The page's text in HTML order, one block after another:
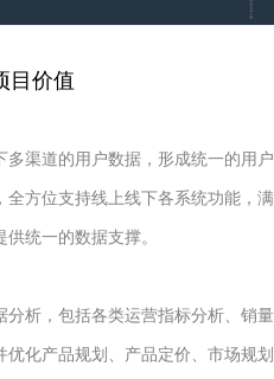
目价值
渠道的用户数据，形成统一的用户
全方位支持线上线下各系统功能，满
统一的数据支撑。
分析，包括各类运营指标分析、销量
化产品规划、产品定价、市场规划